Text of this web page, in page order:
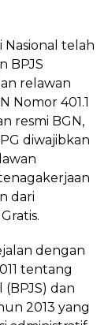
Nasional telah
BPJS
relawan
Nomor 401.1
resmi BGN,
diwajibkan
dari
dengan
tentang
(BPJS) dan
2013 yang